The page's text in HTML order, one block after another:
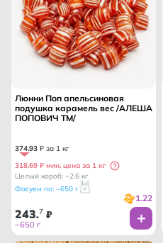
Люнни Поп апельсиновая
подушка карамель вес /АЛЕША
ПОПОВИЧ ТМ/
374.93 ₽ за 1 кг
318.69 ₽ мин. цена за 1 кг
Целый короб: ~2.6 кг
Фасуем по: ~650 г
1.22
243.7 ₽
~650 г